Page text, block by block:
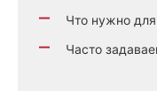
Что нужно
Часто